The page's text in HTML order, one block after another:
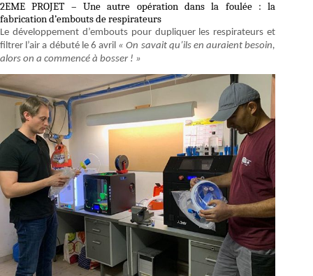
2EME PROJET – Une autre opération dans la foulée : la
fabrication d’embouts de respirateurs
Le développement d’embouts pour dupliquer les respirateurs et
filtrer l’air a débuté le 6 avril « On savait qu’ils en auraient besoin,
alors on a commencé à bosser ! »